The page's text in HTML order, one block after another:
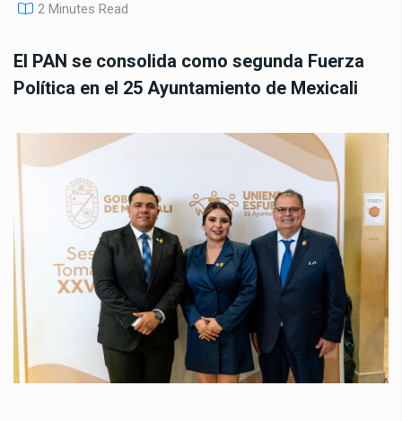
2 Minutes Read
El PAN se consolida como segunda Fuerza
Política en el 25 Ayuntamiento de Mexicali